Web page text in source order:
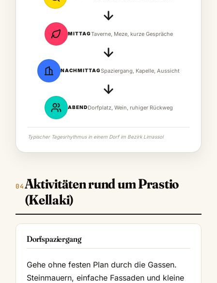
MITTAGTaverne, Meze, kurze Gespräche
NACHMITTAGSpaziergang, Kapelle, Aussicht
ABENDDorfplatz, Wein, ruhiger Rückweg
Typischer Tagesrhythmus in einem Dorf im Bezirk Limassol
Aktivitäten rund um Prastio
(Kellaki)
Dorfspaziergang
Gehe ohne festen Plan durch die Gassen.
Steinmauern, einfache Fassaden und kleine